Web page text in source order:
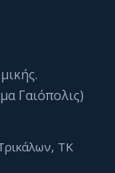
Γαιόπολις)
ΤΚ